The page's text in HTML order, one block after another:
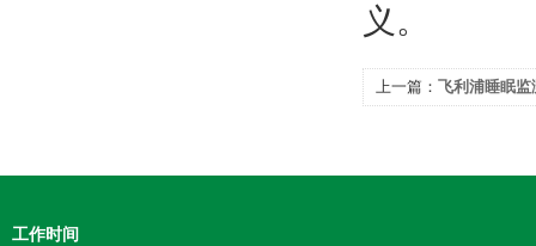
义。
上一篇： 飞利浦睡眠监
工作时间